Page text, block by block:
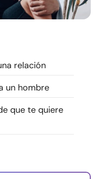
ES
relación
un hombre
que te quiere